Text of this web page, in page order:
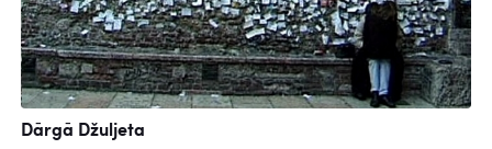
Dārgā Džuljeta